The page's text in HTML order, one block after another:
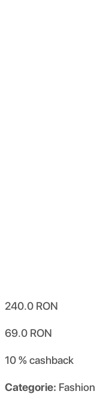
240.0 RON
69.0 RON
10 %cashback
Categorie: Fashion